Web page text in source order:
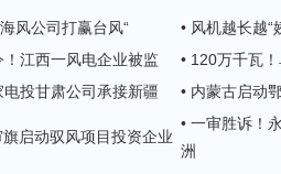
风公司打赢台风“
• 风机越长越
江西一风电企业被监
• 120万千瓦
投甘肃公司承接新疆
• 内蒙古启动
启动驭风项目投资企业
• 一审胜诉！
洲